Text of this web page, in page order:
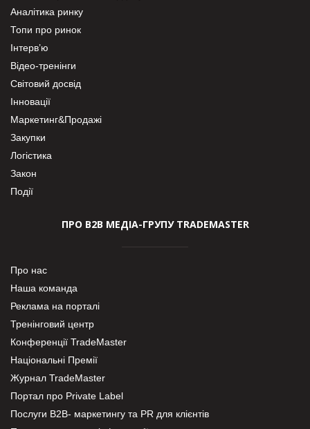
Аналітика ринку
Топи про ринок
Інтерв’ю
Відео-тренінги
Світовий досвід
Інновації
Маркетинг&Продажі
Закупки
Логістика
Закон
Події
ПРО В2В МЕДІА-ГРУПУ TRADEMASTER
Про нас
Наша команда
Реклама на порталі
Тренінговий центр
Конференції TradeMaster
Національні Премії
Журнал TradeMaster
Портал про Private Label
Послуги В2В- маркетингу та PR для клієнтів